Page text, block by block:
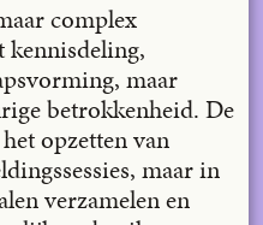
complex
kennisdeling,
maar
betrokkenheid. De
opzetten van
maar in
verzamelen en